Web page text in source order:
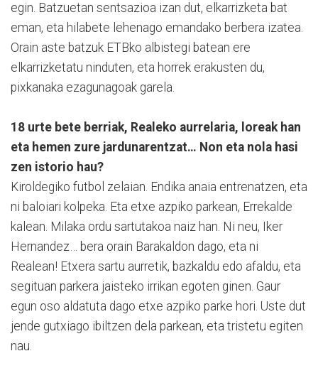
egin. Batzuetan sentsazioa izan dut, elkarrizketa bat
eman, eta hilabete lehenago emandako berbera izatea.
Orain aste batzuk ETBko albistegi batean ere
elkarrizketatu ninduten, eta horrek erakusten du,
pixkanaka ezagunagoak garela.
18 urte bete berriak, Realeko aurrelaria, loreak han
eta hemen zure jardunarentzat… Non eta nola hasi
zen istorio hau?
Kiroldegiko futbol zelaian. Endika anaia entrenatzen, eta
ni baloiari kolpeka. Eta etxe azpiko parkean, Errekalde
kalean. Milaka ordu sartutakoa naiz han. Ni neu, Iker
Hernandez… bera orain Barakaldon dago, eta ni
Realean! Etxera sartu aurretik, bazkaldu edo afaldu, eta
segituan parkera jaisteko irrikan egoten ginen. Gaur
egun oso aldatuta dago etxe azpiko parke hori. Uste dut
jende gutxiago ibiltzen dela parkean, eta tristetu egiten
nau.